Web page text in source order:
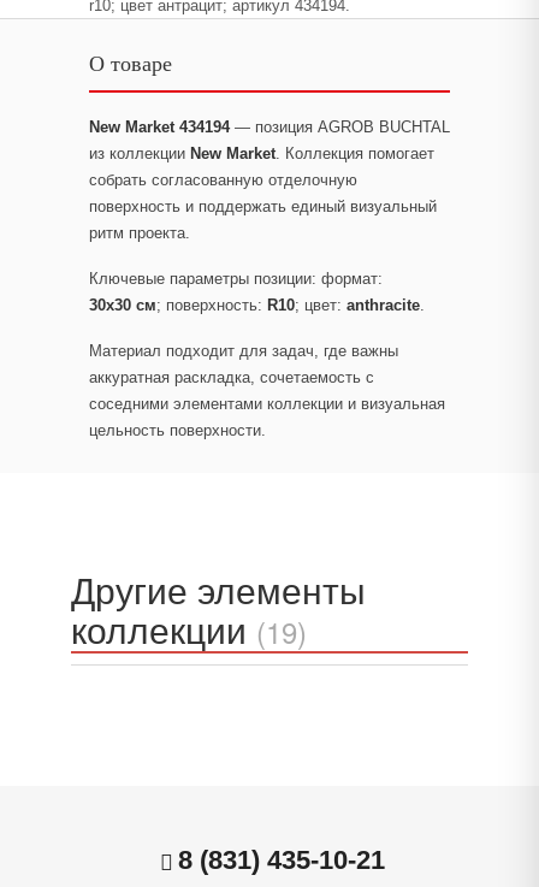
r10; цвет антрацит; артикул 434194.
О товаре
New Market 434194— позиция AGROB BUCHTAL
из коллекции New Market. Коллекция помогает
собрать согласованную отделочную
поверхность и поддержать единый визуальный
ритм проекта.
Ключевые параметры позиции: формат:
30x30 см; поверхность: R10; цвет: anthracite.
Материал подходит для задач, где важны
аккуратная раскладка, сочетаемость с
соседними элементами коллекции и визуальная
цельность поверхности.
Другие элементы
коллекции (19)
8 (831) 435-10-21